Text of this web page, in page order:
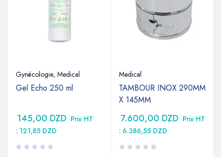
Gynécologie, Medical
Gel Echo 250 ml
145,00 DZD Prix HT
: 121,85 DZD
Medical
TAMBOUR INOX 290MM
X 145MM
7.600,00 DZD Prix HT
: 6.386,55 DZD